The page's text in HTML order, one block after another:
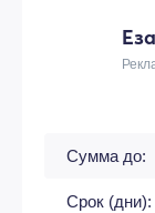
Сумма до:
Срок (дни):